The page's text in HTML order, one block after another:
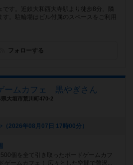
す。近鉄大和西大寺駅より徒歩8分。隣
。駐輪場はビル付属のスペースをご利用
フォローする
ームカフェ 黒やぎさん
県大垣市荒川町470-2
2026年08月07日 17時00分）
個を全て引き取ったボードゲームカフ
ゲームカフェ！ 広々とした空間で贅沢...